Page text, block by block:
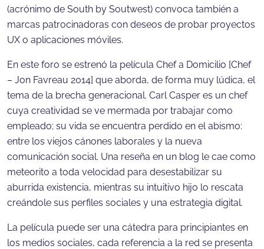
(acrónimo de South by Soutwest) convoca también a
marcas patrocinadoras con deseos de probar proyectos
UX o aplicaciones móviles.
En este foro se estrenó la película Chef a Domicilio [Chef
– Jon Favreau 2014] que aborda, de forma muy lúdica, el
tema de la brecha generacional. Carl Casper es un chef
cuya creatividad se ve mermada por trabajar como
empleado; su vida se encuentra perdido en el abismo:
entre los viejos cánones laborales y la nueva
comunicación social. Una reseña en un blog le cae como
meteorito a toda velocidad para desestabilizar su
aburrida existencia, mientras su intuitivo hijo lo rescata
creándole sus perfiles sociales y una estrategia digital.
La película puede ser una cátedra para principiantes en
los medios sociales, cada referencia a la red se presenta